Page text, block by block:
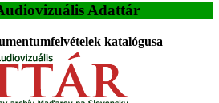
Adattár
katalógusa